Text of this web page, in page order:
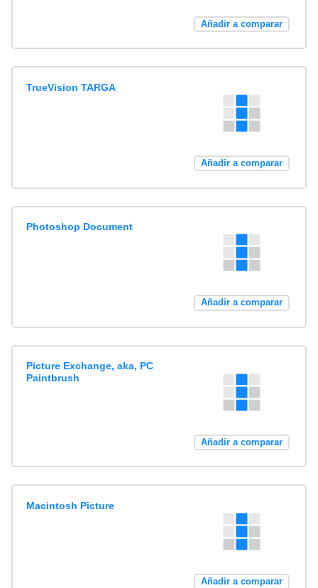
Añadir a comparar
TrueVision TARGA
Añadir a comparar
Photoshop Document
Añadir a comparar
Picture Exchange, aka, PC
Paintbrush
Añadir a comparar
Macintosh Picture
Añadir a comparar